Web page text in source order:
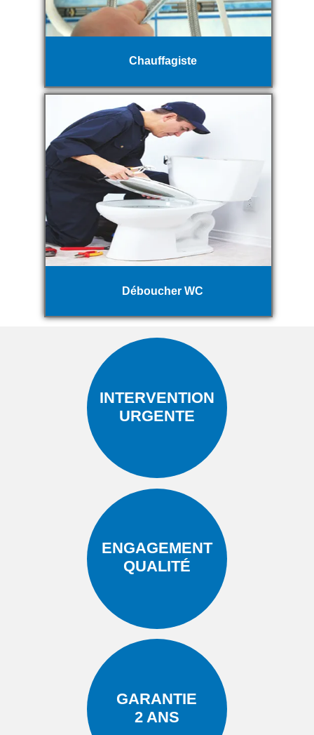
Chauffagiste
Déboucher WC
INTERVENTION
URGENTE
ENGAGEMENT
QUALITÉ
GARANTIE
2 ANS